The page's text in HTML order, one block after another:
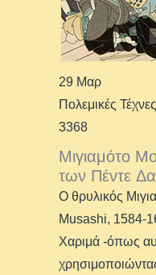
29 Μαρ
Πολεμικές Τέχνες
3368
Μιγιαμότο
των Πέντε
Ο θρυλικός
Musashi, 1584-
Χαριμά -όπως